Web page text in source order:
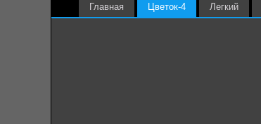
Главная Цветок-4 Легкий